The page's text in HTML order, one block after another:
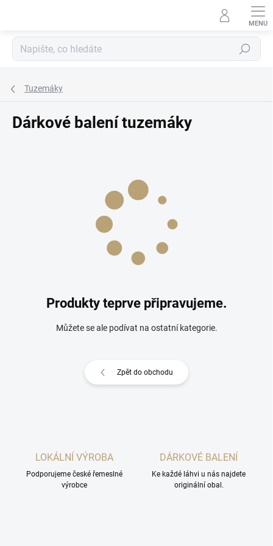
Hledat
Tuzemáky
Dárkové balení tuzemáky
Produkty teprve připravujeme.
Můžete se ale podívat na ostatní kategorie.
Zpět do obchodu
LOKÁLNÍ VÝROBA
Podporujeme české řemeslné
výrobce
DÁRKOVÉ BALENÍ
Ke každé láhvi u nás najdete
originální obal.